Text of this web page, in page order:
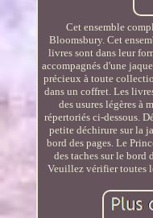
Cet ensemble
Bloomsbury. Cet
livres sont dans leur
accompagnés d'une
précieux à toute
dans un coffret. Les
des usures légères à
répertoriés ci-dessous.
petite déchirure sur la
bord des pages. Le
des taches sur le bord
Veuillez vérifier toutes